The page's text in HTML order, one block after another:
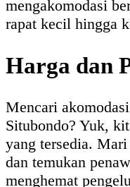
mengakomodasi
rapat kecil hingga
Harga dan
Mencari
Situbondo? Yuk,
yang tersedia.
dan temukan
menghemat